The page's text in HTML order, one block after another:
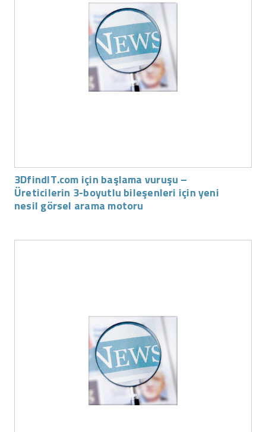
3DfindIT.com için başlama vuruşu –
Üreticilerin 3-boyutlu bileşenleri için yeni
nesil görsel arama motoru